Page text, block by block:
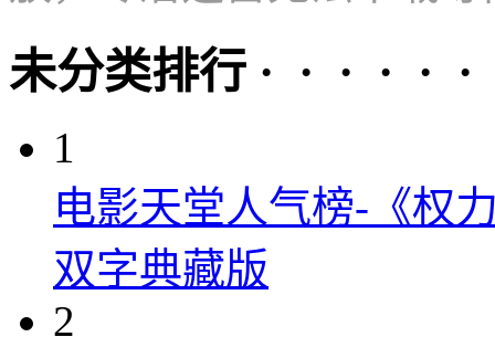
未分类排行 · · · · · ·
1
电影天堂人气榜-《权
双字典藏版
2